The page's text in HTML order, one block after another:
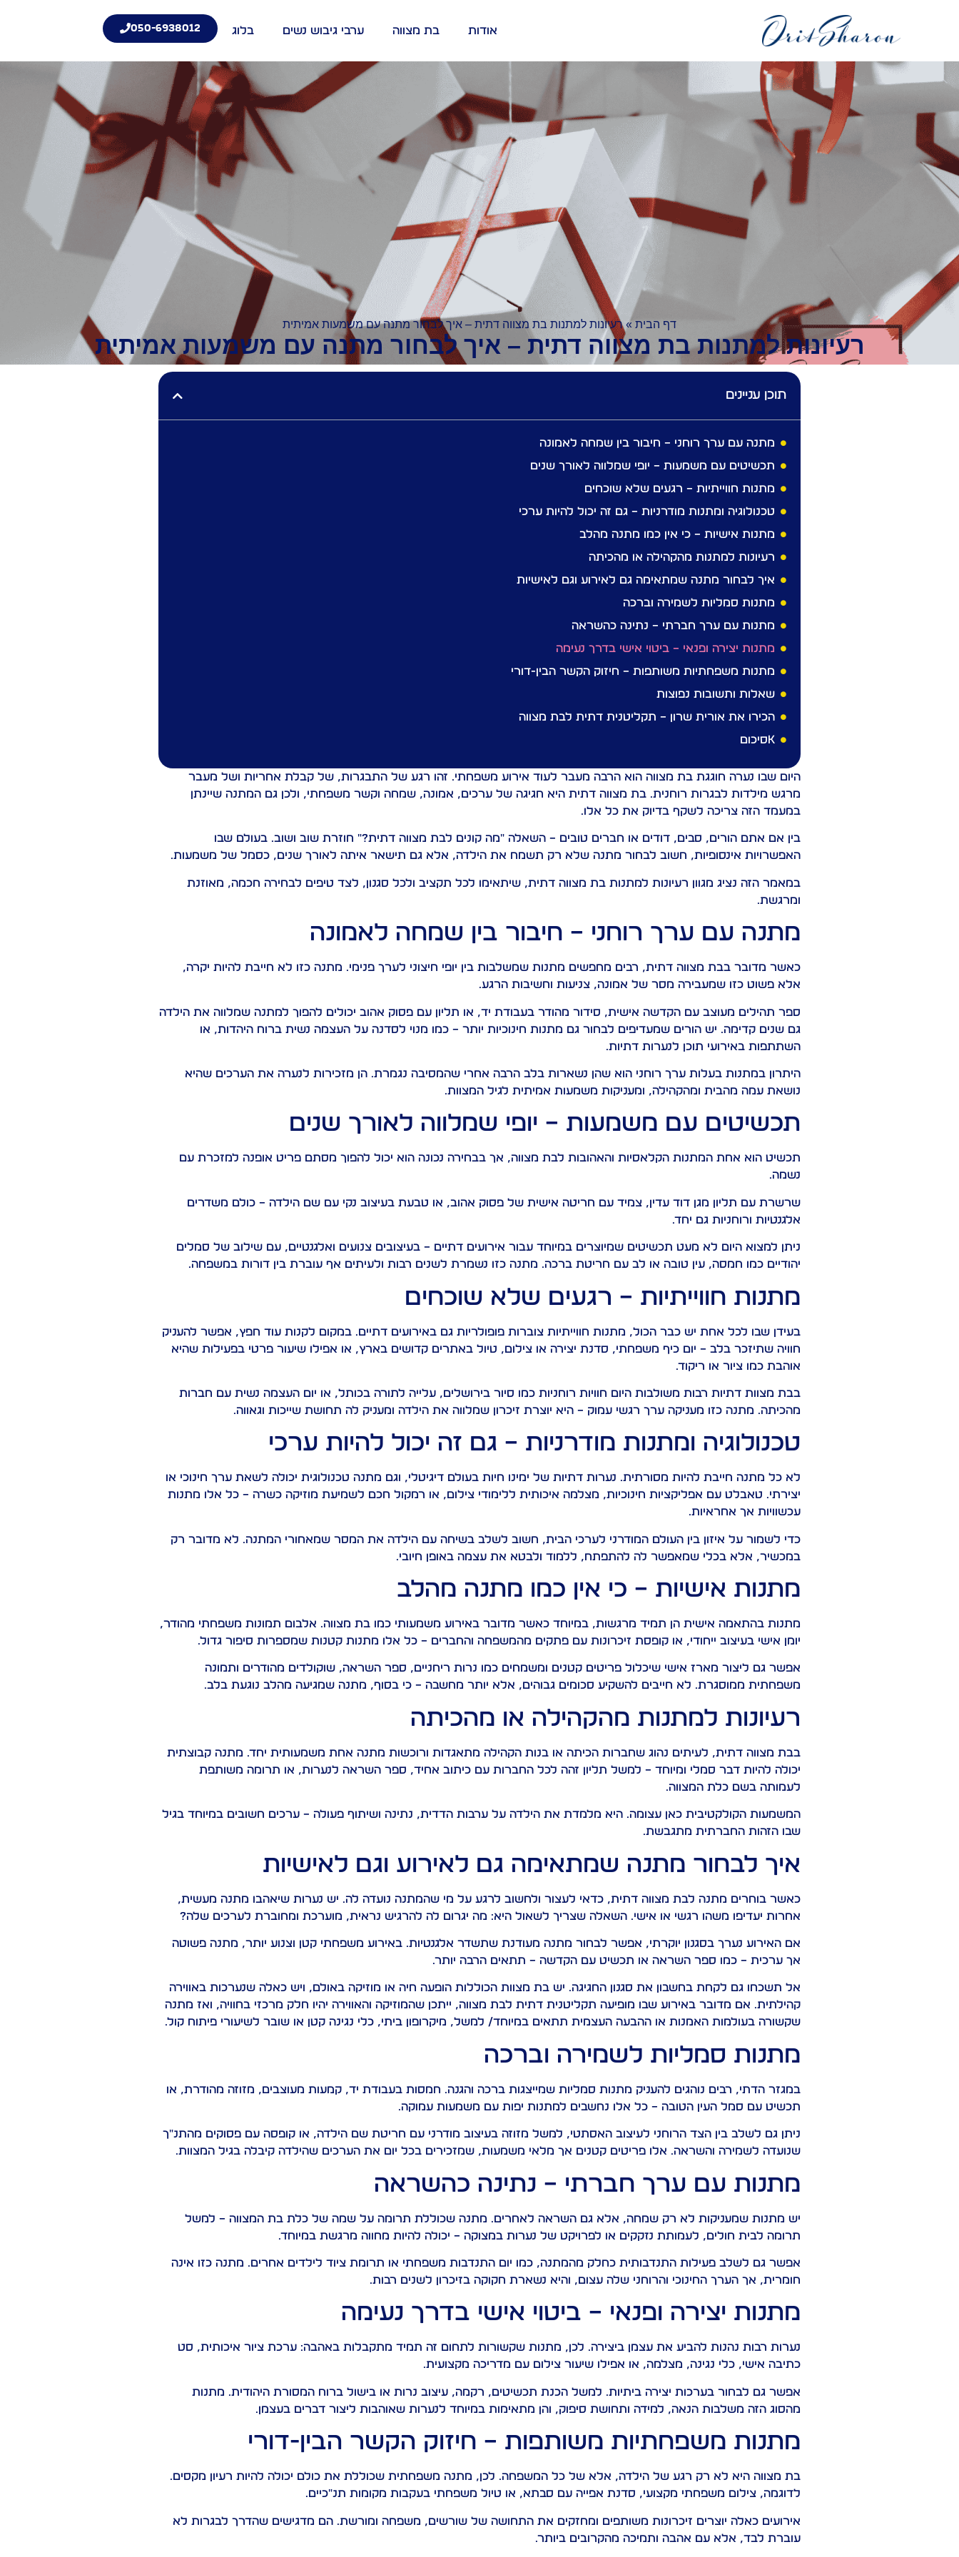
אודות בת מצווה ערבי גיבוש נשים בלוג 050-6938012
דף הבית »רעיונות למתנות בת מצווה דתית – איך לבחור מתנה עם משמעות אמיתית
רעיונות למתנות בת מצווה דתית – איך לבחור מתנה עם משמעות אמיתית
תוכן עניינים
מתנה עם ערך רוחני – חיבור בין שמחה לאמונה
תכשיטים עם משמעות – יופי שמלווה לאורך שנים
מתנות חווייתיות – רגעים שלא שוכחים
טכנולוגיה ומתנות מודרניות – גם זה יכול להיות ערכי
מתנות אישיות – כי אין כמו מתנה מהלב
רעיונות למתנות מהקהילה או מהכיתה
איך לבחור מתנה שמתאימה גם לאירוע וגם לאישיות
מתנות סמליות לשמירה וברכה
מתנות עם ערך חברתי – נתינה כהשראה
מתנות יצירה ופנאי – ביטוי אישי בדרך נעימה
מתנות משפחתיות משותפות – חיזוק הקשר הבין-דורי
שאלות ותשובות נפוצות
הכירו את אורית שרון – תקליטנית דתית לבת מצווה
kסיכום
היום שבו נערה חוגגת בת מצווה הוא הרבה מעבר לעוד אירוע משפחתי. זהו רגע של התבגרות, של קבלת אחריות ושל מעבר
מרגש מילדות לבגרות רוחנית. בת מצווה דתית היא חגיגה של ערכים, אמונה, שמחה וקשר משפחתי, ולכן גם המתנה שיינתן
במעמד הזה צריכה לשקף בדיוק את כל אלו.
בין אם אתם הורים, סבים, דודים או חברים טובים – השאלה "מה קונים לבת מצווה דתית?" חוזרת שוב ושוב. בעולם שבו
האפשרויות אינסופיות, חשוב לבחור מתנה שלא רק תשמח את הילדה, אלא גם תישאר איתה לאורך שנים, כסמל של משמעות.
במאמר הזה נציג מגוון רעיונות למתנות בת מצווה דתית, שיתאימו לכל תקציב ולכל סגנון, לצד טיפים לבחירה חכמה, מאוזנת
ומרגשת.
מתנה עם ערך רוחני – חיבור בין שמחה לאמונה
כאשר מדובר בבת מצווה דתית, רבים מחפשים מתנות שמשלבות בין יופי חיצוני לערך פנימי. מתנה כזו לא חייבת להיות יקרה,
אלא פשוט כזו שמעבירה מסר של אמונה, צניעות וחשיבות הרגע.
ספר תהילים מעוצב עם הקדשה אישית, סידור מהודר בעבודת יד, או תליון עם פסוק אהוב יכולים להפוך למתנה שמלווה את הילדה
גם שנים קדימה. יש הורים שמעדיפים לבחור גם מתנות חינוכיות יותר – כמו מנוי לסדנה על העצמה נשית ברוח היהדות, או
השתתפות באירועי תוכן לנערות דתיות.
היתרון במתנות בעלות ערך רוחני הוא שהן נשארות בלב הרבה אחרי שהמסיבה נגמרת. הן מזכירות לנערה את הערכים שהיא
נושאת עמה מהבית ומהקהילה, ומעניקות משמעות אמיתית לגיל המצוות.
תכשיטים עם משמעות – יופי שמלווה לאורך שנים
תכשיט הוא אחת המתנות הקלאסיות והאהובות לבת מצווה, אך בבחירה נכונה הוא יכול להפוך מסתם פריט אופנה למזכרת עם
נשמה.
שרשרת עם תליון מגן דוד עדין, צמיד עם חריטה אישית של פסוק אהוב, או טבעת בעיצוב נקי עם שם הילדה – כולם משדרים
אלגנטיות ורוחניות גם יחד.
ניתן למצוא היום לא מעט תכשיטים שמיוצרים במיוחד עבור אירועים דתיים – בעיצובים צנועים ואלגנטיים, עם שילוב של סמלים
יהודיים כמו חמסה, עין טובה או לב עם חריטת ברכה. מתנה כזו נשמרת לשנים רבות ולעיתים אף עוברת בין דורות במשפחה.
מתנות חווייתיות – רגעים שלא שוכחים
בעידן שבו לכל אחת יש כבר הכול, מתנות חווייתיות צוברות פופולריות גם באירועים דתיים. במקום לקנות עוד חפץ, אפשר להעניק
חוויה שתיזכר בלב – יום כיף משפחתי, סדנת יצירה או צילום, טיול באתרים קדושים בארץ, או אפילו שיעור פרטי בפעילות שהיא
אוהבת כמו ציור או ריקוד.
בבת מצוות דתיות רבות משולבות היום חוויות רוחניות כמו סיור בירושלים, עלייה לתורה בכותל, או יום העצמה נשית עם חברות
מהכיתה. מתנה כזו מעניקה ערך רגשי עמוק – היא יוצרת זיכרון שמלווה את הילדה ומעניק לה תחושת שייכות וגאווה.
טכנולוגיה ומתנות מודרניות – גם זה יכול להיות ערכי
לא כל מתנה חייבת להיות מסורתית. נערות דתיות של ימינו חיות בעולם דיגיטלי, וגם מתנה טכנולוגית יכולה לשאת ערך חינוכי או
יצירתי. טאבלט עם אפליקציות חינוכיות, מצלמה איכותית ללימודי צילום, או רמקול חכם לשמיעת מוזיקה כשרה – כל אלו מתנות
עכשוויות אך אחראיות.
כדי לשמור על איזון בין העולם המודרני לערכי הבית, חשוב לשלב בשיחה עם הילדה את המסר שמאחורי המתנה. לא מדובר רק
במכשיר, אלא בכלי שמאפשר לה להתפתח, ללמוד ולבטא את עצמה באופן חיובי.
מתנות אישיות – כי אין כמו מתנה מהלב
מתנות בהתאמה אישית הן תמיד מרגשות, במיוחד כאשר מדובר באירוע משמעותי כמו בת מצווה. אלבום תמונות משפחתי מהודר,
יומן אישי בעיצוב ייחודי, או קופסת זיכרונות עם פתקים מהמשפחה והחברים – כל אלו מתנות קטנות שמספרות סיפור גדול.
אפשר גם ליצור מארז אישי שיכלול פריטים קטנים ומשמחים כמו נרות ריחניים, ספר השראה, שוקולדים מהודרים ותמונה
משפחתית ממוסגרת. לא חייבים להשקיע סכומים גבוהים, אלא יותר מחשבה – כי בסוף, מתנה שמגיעה מהלב נוגעת בלב.
רעיונות למתנות מהקהילה או מהכיתה
בבת מצווה דתית, לעיתים נהוג שחברות הכיתה או בנות הקהילה מתאגדות ורוכשות מתנה אחת משמעותית יחד. מתנה קבוצתית
יכולה להיות דבר סמלי ומיוחד – למשל תליון זהה לכל החברות עם כיתוב אחיד, ספר השראה לנערות, או תרומה משותפת
לעמותה בשם כלת המצווה.
המשמעות הקולקטיבית כאן עצומה. היא מלמדת את הילדה על ערבות הדדית, נתינה ושיתוף פעולה – ערכים חשובים במיוחד בגיל
שבו הזהות החברתית מתגבשת.
איך לבחור מתנה שמתאימה גם לאירוע וגם לאישיות
כאשר בוחרים מתנה לבת מצווה דתית, כדאי לעצור ולחשוב לרגע על מי שהמתנה נועדה לה. יש נערות שיאהבו מתנה מעשית,
אחרות יעדיפו משהו רגשי או אישי. השאלה שצריך לשאול היא: מה יגרום לה להרגיש נראית, מוערכת ומחוברת לערכים שלה?
אם האירוע נערך בסגנון יוקרתי, אפשר לבחור מתנה מעודנת שתשדר אלגנטיות. באירוע משפחתי קטן וצנוע יותר, מתנה פשוטה
אך ערכית – כמו ספר השראה או תכשיט עם הקדשה – תתאים הרבה יותר.
אל תשכחו גם לקחת בחשבון את סגנון החגיגה. יש בת מצוות הכוללות הופעה חיה או מוזיקה באולם, ויש כאלה שנערכות באווירה
קהילתית. אם מדובר באירוע שבו מופיעה תקליטנית דתית לבת מצווה, ייתכן שהמוזיקה והאווירה יהיו חלק מרכזי בחוויה, ואז מתנה
שקשורה בעולמות האמנות או ההבעה העצמית תתאים במיוחד/ למשל, מיקרופון ביתי, כלי נגינה קטן או שובר לשיעורי פיתוח קול.
מתנות סמליות לשמירה וברכה
במגזר הדתי, רבים נוהגים להעניק מתנות סמליות שמייצגות ברכה והגנה. חמסות בעבודת יד, קמעות מעוצבים, מזוזה מהודרת, או
תכשיט עם סמל העין הטובה – כל אלו נחשבים למתנות יפות עם משמעות עמוקה.
ניתן גם לשלב בין הצד הרוחני לעיצוב האסתטי, למשל מזוזה בעיצוב מודרני עם חריטת שם הילדה, או קופסה עם פסוקים מהתנ"ך
שנועדה לשמירה והשראה. אלו פריטים קטנים אך מלאי משמעות, שמזכירים בכל יום את הערכים שהילדה קיבלה בגיל המצוות.
מתנות עם ערך חברתי – נתינה כהשראה
יש מתנות שמעניקות לא רק שמחה, אלא גם השראה לאחרים. מתנה שכוללת תרומה על שמה של כלת בת המצווה – למשל
תרומה לבית חולים, לעמותת נזקקים או לפרויקט של נערות במצוקה – יכולה להיות מחווה מרגשת במיוחד.
אפשר גם לשלב פעילות התנדבותית כחלק מהמתנה, כמו יום התנדבות משפחתי או תרומת ציוד לילדים אחרים. מתנה כזו אינה
חומרית, אך הערך החינוכי והרוחני שלה עצום, והיא נשארת חקוקה בזיכרון לשנים רבות.
מתנות יצירה ופנאי – ביטוי אישי בדרך נעימה
נערות רבות נהנות להביע את עצמן ביצירה. לכן, מתנות שקשורות לתחום זה תמיד מתקבלות באהבה: ערכת ציור איכותית, סט
כתיבה אישי, כלי נגינה, מצלמה, או אפילו שיעור צילום עם מדריכה מקצועית.
אפשר גם לבחור בערכות יצירה ביתיות. למשל הכנת תכשיטים, רקמה, עיצוב נרות או בישול ברוח המסורת היהודית. מתנות
מהסוג הזה משלבות הנאה, למידה ותחושת סיפוק, והן מתאימות במיוחד לנערות שאוהבות ליצור דברים בעצמן.
מתנות משפחתיות משותפות – חיזוק הקשר הבין-דורי
בת מצווה היא לא רק רגע של הילדה, אלא של כל המשפחה. לכן, מתנה משפחתית שכוללת את כולם יכולה להיות רעיון מקסים.
לדוגמה, צילום משפחתי מקצועי, סדנת אפייה עם סבתא, או טיול משפחתי בעקבות מקומות תנ"כיים.
אירועים כאלה יוצרים זיכרונות משותפים ומחזקים את התחושה של שורשים, משפחה ומורשת. הם מדגישים שהדרך לבגרות לא
עוברת לבד, אלא עם אהבה ותמיכה מהקרובים ביותר.